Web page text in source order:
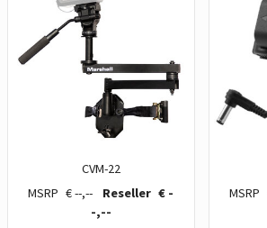
CVM-22
€ --,--
€ -
-,--